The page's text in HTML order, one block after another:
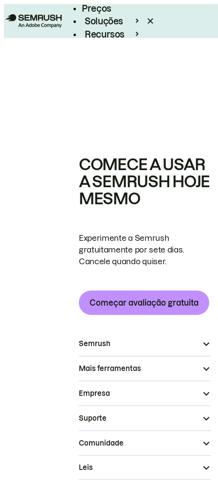
Preços
Soluções
Recursos
COMECE A USAR
A SEMRUSH HOJE
MESMO
Experimente a Semrush
gratuitamente por sete dias.
Cancele quando quiser.
Começar avaliação gratuita
Semrush
Mais ferramentas
Empresa
Suporte
Comunidade
Leis